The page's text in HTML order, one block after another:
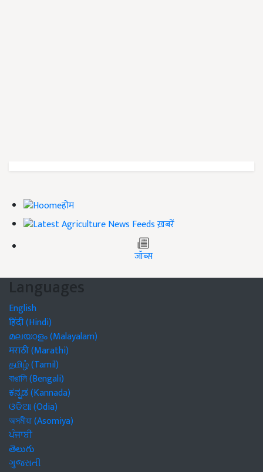
होम
ख़बरें
जॉब्स
Languages
English
हिंदी (Hindi)
മലയാളം (Malayalam)
मराठी (Marathi)
தமிழ் (Tamil)
বাঙালি (Bengali)
ಕನ್ನಡ (Kannada)
ଓଡିଆ (Odia)
অসমীয়া (Asomiya)
ਪੰਜਾਬੀ
తెలుగు
ગુજરાતી